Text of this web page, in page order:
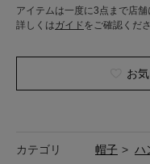
アイテムは一度に3点まで店舗
詳しくはガイド をご確認くださ
お
カテゴリ 帽子 > ハ